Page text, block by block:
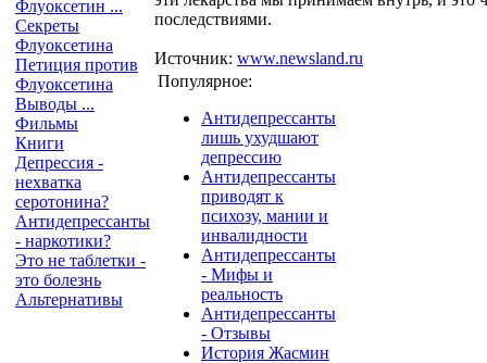
Флуоксетин ...
Секреты
Флуоксетина
Петиция против
Флуоксетина
Выводы ...
Фильмы
Книги
Депрессия -
нехватка
серотонина?
Антидепрессанты
- наркотики?
Это не таблетки -
это болезнь
Альтернативы
последствиями.
Источник: www.newsland.ru
Популярное:
Антидепрессанты
лишь ухудшают
депрессию
Антидепрессанты
приводят к
психозу, мании и
инвалидности
Антидепрессанты
- Мифы и
реальность
Антидепрессанты
- Отзывы
История Жасмин